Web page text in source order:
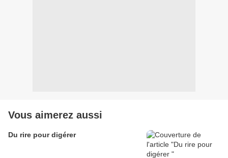
Vous aimerez aussi
Du rire pour digérer